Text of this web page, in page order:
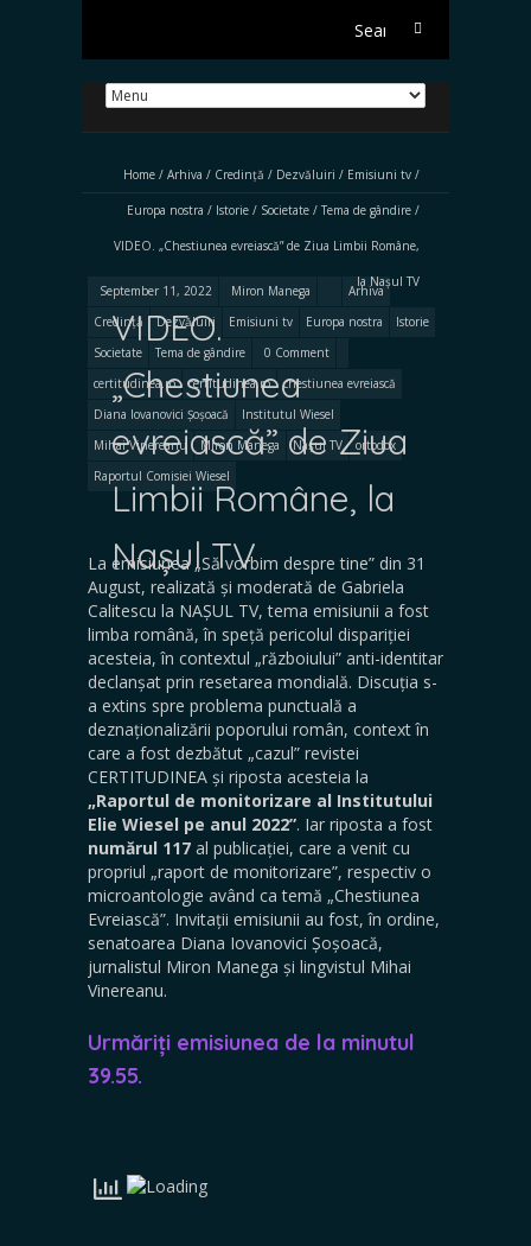
Search
Home / Arhiva / Credință / Dezvăluiri / Emisiuni tv /
Europa nostra / Istorie / Societate / Tema de gândire /
VIDEO. „Chestiunea evreiască” de Ziua Limbii Române,
la Nașul TV
VIDEO.
„Chestiunea
evreiască” de Ziua
Limbii Române, la
Nașul TV
September 11, 2022 Miron Manega
Arhiva
Credință
Dezvăluiri Emisiuni tv Europa nostra
Istorie
Societate
Tema de gândire
0 Comment
certitudinea.ro
certitudinea.ro
chestiunea evreiască
Diana Iovanovici Șoșoacă
Institutul Wiesel
Mihai Vinereanu
Miron Manega Nașul TV
ortodox
Raportul Comisiei Wiesel
La emisiunea „Să vorbim despre tine” din 31
August, realizată și moderată de Gabriela
Calitescu la NAȘUL TV, tema emisiunii a fost
limba română, în speță pericolul dispariției
acesteia, în contextul „războiului” anti-identitar
declanșat prin resetarea mondială. Discuția s-
a extins spre problema punctuală a
deznaționalizării poporului român, context în
care a fost dezbătut „cazul” revistei
CERTITUDINEA și riposta acesteia la
„Raportul de monitorizare al Institutului
Elie Wiesel pe anul 2022”. Iar riposta a fost
numărul 117 al publicației, care a venit cu
propriul „raport de monitorizare”, respectiv o
microantologie având ca temă „Chestiunea
Evreiască”. Invitații emisiunii au fost, în ordine,
senatoarea Diana Iovanovici Șoșoacă,
jurnalistul Miron Manega și lingvistul Mihai
Vinereanu.
Urmăriți emisiunea de la minutul
39.55.